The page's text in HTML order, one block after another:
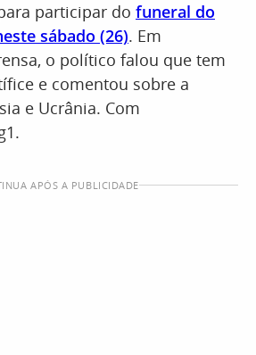
participar do funeral do
sábado (26). Em
o político falou que tem
e comentou sobre a
e Ucrânia. Com
APÓS A PUBLICIDADE